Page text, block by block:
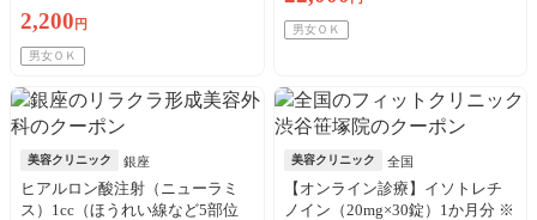
2,200 円
男女ＯＫ
男女ＯＫ
美容クリニック 銀座
ヒアルロン酸注射（ニューラミ
ス）1cc（ほうれい線など5部位
美容クリニック 全国
【オンライン診療】イソトレチ
ノイン（20mg×30錠）1か月分 ※